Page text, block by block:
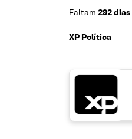
Faltam 292 dias
XP Política